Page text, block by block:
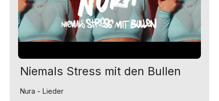
Niemals Stress mit den Bullen
Nura - Lieder